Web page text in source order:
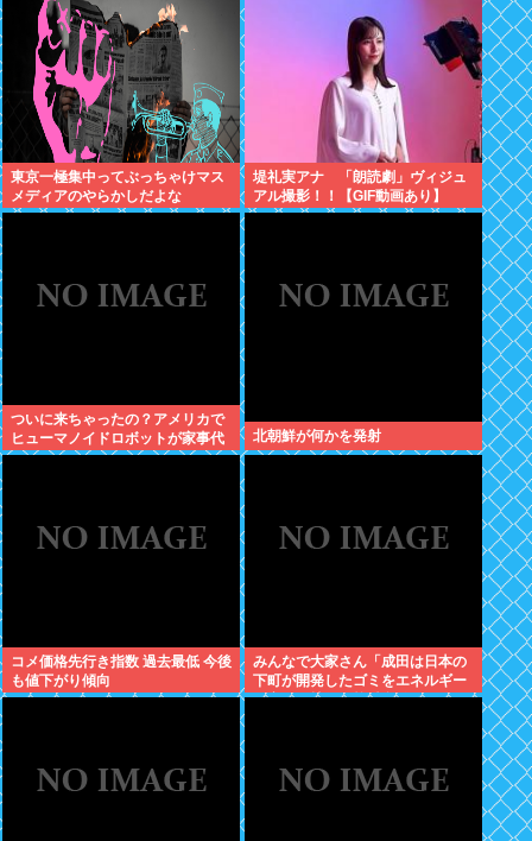
東京一極集中ってぶっちゃけマス
メディアのやらかしだよな
堤礼実アナ 「朗読劇」ヴィジュ
アル撮影！！【GIF動画あり】
ついに来ちゃったの？アメリカで
ヒューマノイドロボットが家事代
行サービスを開始
北朝鮮が何かを発射
コメ価格先行き指数 過去最低 今後
も値下がり傾向
みんなで大家さん「成田は日本の
下町が開発したゴミをエネルギー
に変える技術と核融合発電を使う